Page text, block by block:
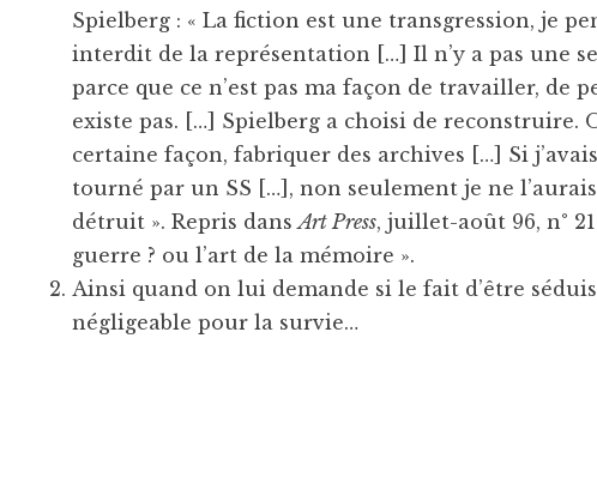
Spielberg : « La fiction est une transgression, je
interdit de la représentation […] Il n’y a pas une
parce que ce n’est pas ma façon de travailler, de
existe pas. […] Spielberg a choisi de reconstruire.
certaine façon, fabriquer des archives […] Si
tourné par un SS […], non seulement je ne
détruit ». Repris dansArt Press, juillet-août 96, n°
guerre ? ou l’art de la mémoire ».
Ainsi quand on lui demande si le fait d’être
négligeable pour la survie…